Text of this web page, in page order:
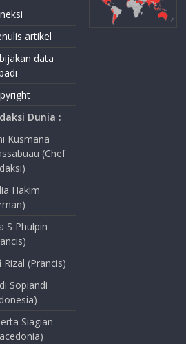
artikel
data
Dunia :
Kusmana
(Chef
Hakim
S Phulpin
Rizal (Prancis)
Sopiandi
Siagian